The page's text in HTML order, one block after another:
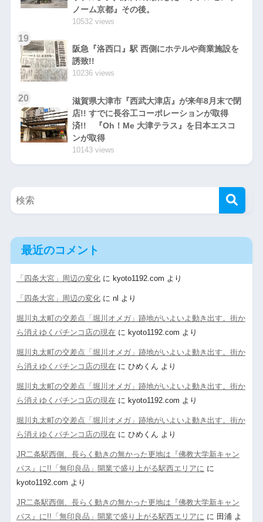
ノーム京都』その後。
10532 views
19
阪急『洛西口』駅 西側にホテルや商業施設を
誘致!!
10236 views
20
滋賀県大津市『西武大津店』が来年8月末で閉
店!! すでに長谷工コーポレーションが取得
済!! 『Oh！Me 大津テラス』を日本エスコ
ンが取得
10143 views
最近のコメント
「四条大宮」周辺の変化に kyoto1192.com より
「四条大宮」周辺の変化に nl より
堀川丸太町の交差点「堀川オメガ」跡地がいよいよ動き出す。街か
ら消えゆくパチンコ店の現在 に kyoto1192.com より
堀川丸太町の交差点「堀川オメガ」跡地がいよいよ動き出す。街か
ら消えゆくパチンコ店の現在 に ひめくん より
堀川丸太町の交差点「堀川オメガ」跡地がいよいよ動き出す。街か
ら消えゆくパチンコ店の現在 に kyoto1192.com より
堀川丸太町の交差点「堀川オメガ」跡地がいよいよ動き出す。街か
ら消えゆくパチンコ店の現在 に ひめくん より
JR二条駅西側、長らく動きの無かった更地は『佛教大学新キャン
パス』に!!「無印良品」開業で盛り上がる駅西エリアに に
kyoto1192.com より
JR二条駅西側、長らく動きの無かった更地は『佛教大学新キャン
パス』に!!「無印良品」開業で盛り上がる駅西エリアに に 田浦よ